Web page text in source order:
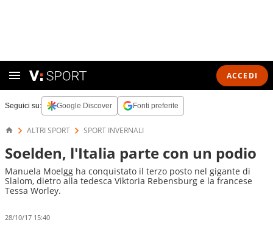
ACCEDI
Seguici su: Google Discover Fonti preferite
ALTRI SPORT SPORT INVERNALI
Soelden, l'Italia parte con un podio
Manuela Moelgg ha conquistato il terzo posto nel gigante di
Slalom, dietro alla tedesca Viktoria Rebensburg e la francese
Tessa Worley.
28/10/17 15:40